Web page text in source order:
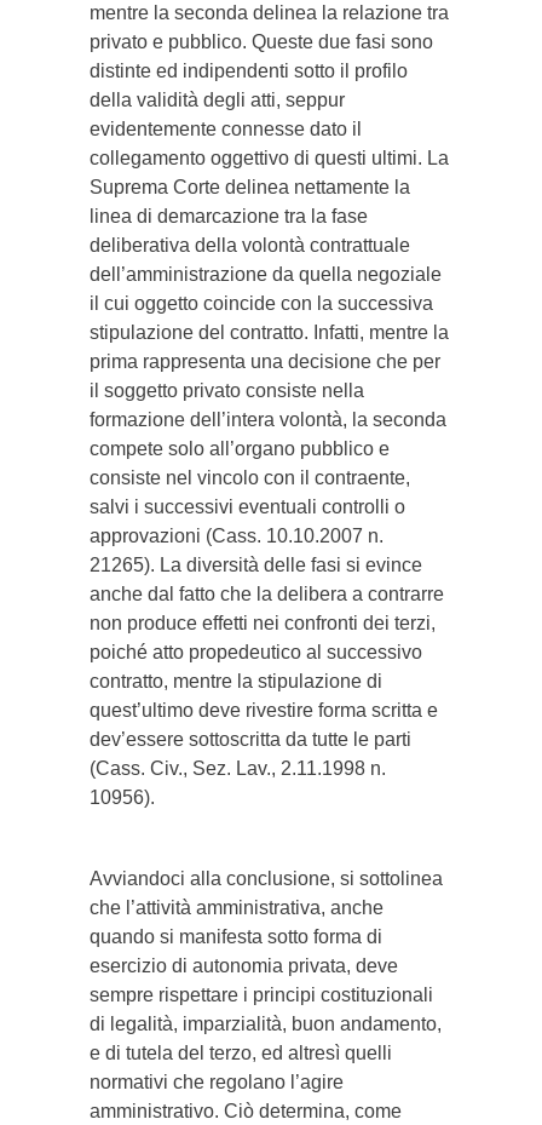
mentre la seconda delinea la relazione tra
privato e pubblico. Queste due fasi sono
distinte ed indipendenti sotto il profilo
della validità degli atti, seppur
evidentemente connesse dato il
collegamento oggettivo di questi ultimi. La
Suprema Corte delinea nettamente la
linea di demarcazione tra la fase
deliberativa della volontà contrattuale
dell’amministrazione da quella negoziale
il cui oggetto coincide con la successiva
stipulazione del contratto. Infatti, mentre la
prima rappresenta una decisione che per
il soggetto privato consiste nella
formazione dell’intera volontà, la seconda
compete solo all’organo pubblico e
consiste nel vincolo con il contraente,
salvi i successivi eventuali controlli o
approvazioni (Cass. 10.10.2007 n.
21265). La diversità delle fasi si evince
anche dal fatto che la delibera a contrarre
non produce effetti nei confronti dei terzi,
poiché atto propedeutico al successivo
contratto, mentre la stipulazione di
quest’ultimo deve rivestire forma scritta e
dev’essere sottoscritta da tutte le parti
(Cass. Civ., Sez. Lav., 2.11.1998 n.
10956).
Avviandoci alla conclusione, si sottolinea
che l’attività amministrativa, anche
quando si manifesta sotto forma di
esercizio di autonomia privata, deve
sempre rispettare i principi costituzionali
di legalità, imparzialità, buon andamento,
e di tutela del terzo, ed altresì quelli
normativi che regolano l’agire
amministrativo. Ciò determina, come